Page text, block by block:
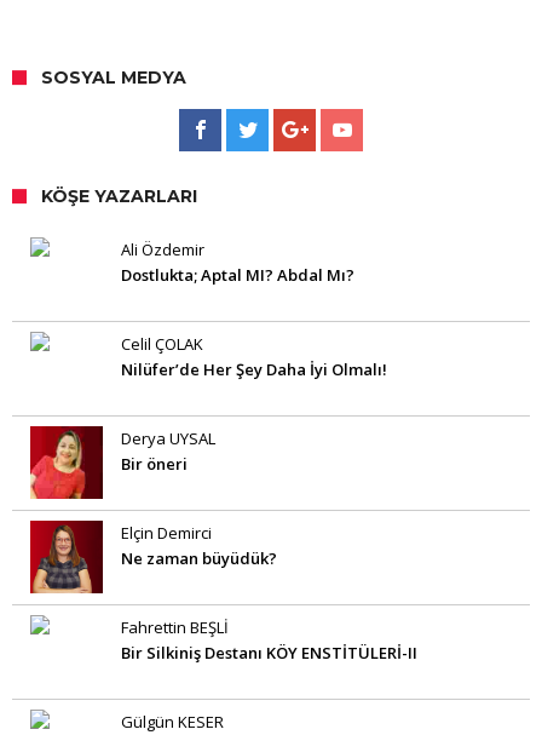
SOSYAL MEDYA
KÖŞE YAZARLARI
Ali Özdemir
Dostlukta; Aptal MI? Abdal Mı?
Celil ÇOLAK
Nilüfer’de Her Şey Daha İyi Olmalı!
Derya UYSAL
Bir öneri
Elçin Demirci
Ne zaman büyüdük?
Fahrettin BEŞLİ
Bir Silkiniş Destanı KÖY ENSTİTÜLERİ-II
Gülgün KESER